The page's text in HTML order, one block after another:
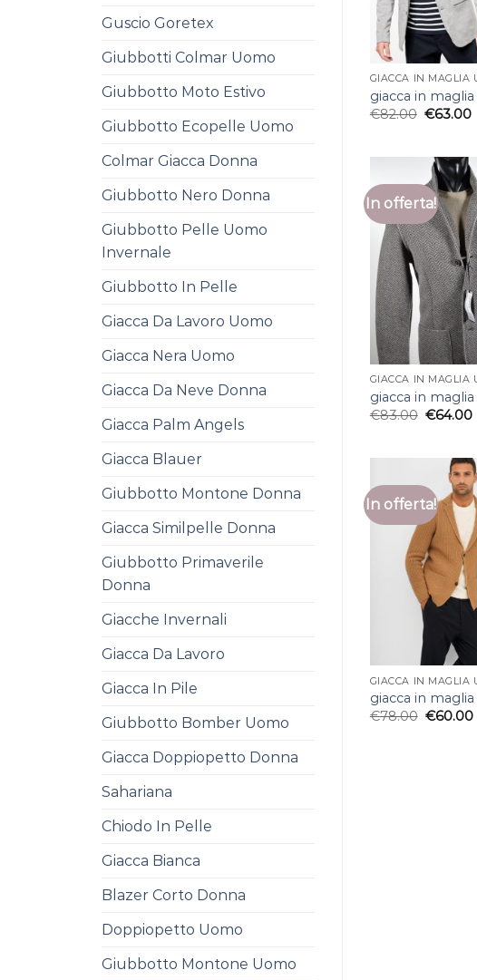
Guscio Goretex
Giubbotti Colmar Uomo
Giubbotto Moto Estivo
Giubbotto Ecopelle Uomo
Colmar Giacca Donna
Giubbotto Nero Donna
Giubbotto Pelle Uomo
Invernale
Giubbotto In Pelle
Giacca Da Lavoro Uomo
Giacca Nera Uomo
Giacca Da Neve Donna
Giacca Palm Angels
Giacca Blauer
Giubbotto Montone Donna
Giacca Similpelle Donna
Giubbotto Primaverile
Donna
Giacche Invernali
Giacca Da Lavoro
Giacca In Pile
Giubbotto Bomber Uomo
Giacca Doppiopetto Donna
Sahariana
Chiodo In Pelle
Giacca Bianca
Blazer Corto Donna
Doppiopetto Uomo
Giubbotto Montone Uomo
GIACCA IN MAGLIA
giacca in
€82.00 €63.00
In offerta!
GIACCA IN MAGLIA
giacca in
€83.00 €64.00
In offerta!
GIACCA IN MAGLIA
giacca in
€78.00 €60.00